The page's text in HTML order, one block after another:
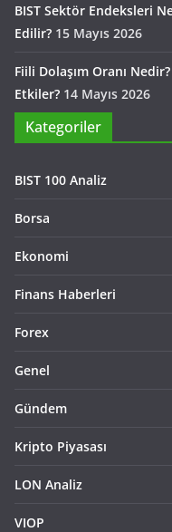
BIST Sektör Endeksleri
Edilir? 15 Mayıs 2026
Fiili Dolaşım Oranı
Etkiler? 14 Mayıs 2026
Kategoriler
BIST 100 Analiz
Borsa
Ekonomi
Finans Haberleri
Forex
Genel
Gündem
Kripto Piyasası
LON Analiz
VIOP